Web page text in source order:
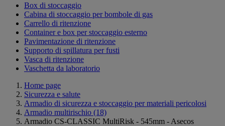
Box di stoccaggio
Cabina di stoccaggio per bombole di gas
Carrello di ritenzione
Container e box per stoccaggio esterno
Pavimentazione di ritenzione
Supporto di spillatura per fusti
Vasca di ritenzione
Vaschetta da laboratorio
Home page
Sicurezza e salute
Armadio di sicurezza e stoccaggio per materiali pericolosi
Armadio multirischio (18)
Armadio CS-CLASSIC MultiRisk - 545mm - Asecos